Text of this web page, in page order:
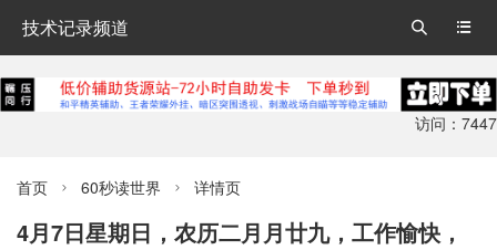
技术记录频道 

访问：7447
首页  60秒读世界  详情页
4月7日星期日，农历二月月廿九，工作愉快，